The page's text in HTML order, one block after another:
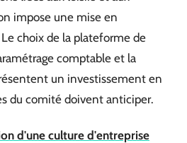
impose une mise en
choix de la plateforme de
comptable et la
un investissement en
du comité doivent anticiper.
d'une culture d'entreprise